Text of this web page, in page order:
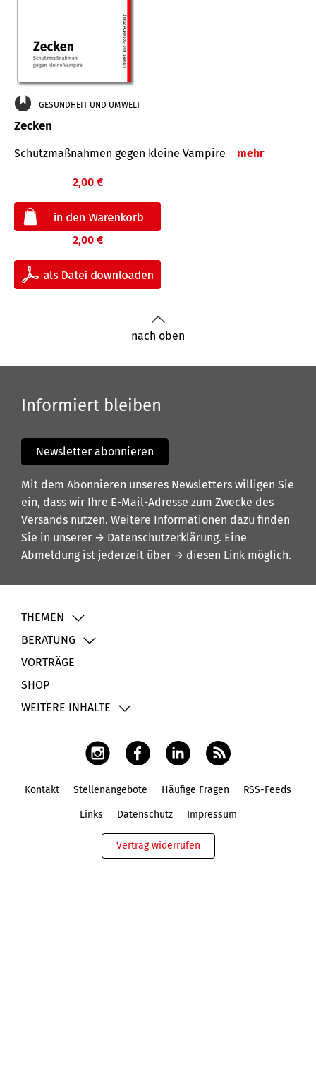
GESUNDHEIT UND UMWELT
Zecken
Schutz­maß­nahmen gegen kleine Vampire mehr
2,00 €
2,00 €
nach oben
Informiert bleiben
Newsletter abonnieren
Mit dem Abonnieren unseres Newsletters willigen Sie
ein, dass wir Ihre E-Mail-Adresse zum Zwecke des
Versands nutzen. Weitere Informationen dazu finden
Sie in unserer → Datenschutzerklärung. Eine
Abmeldung ist jederzeit über → diesen Link möglich.
THEMEN
BERATUNG
VORTRÄGE
SHOP
WEITERE INHALTE
Kontakt Stellenangebote Häufige Fragen RSS-Feeds
Links Datenschutz Impressum
Vertrag widerrufen